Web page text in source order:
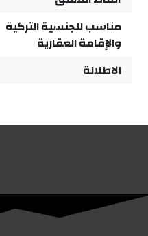
مناسب للجنسية التركية
والإقامة العقارية
الاطلالة